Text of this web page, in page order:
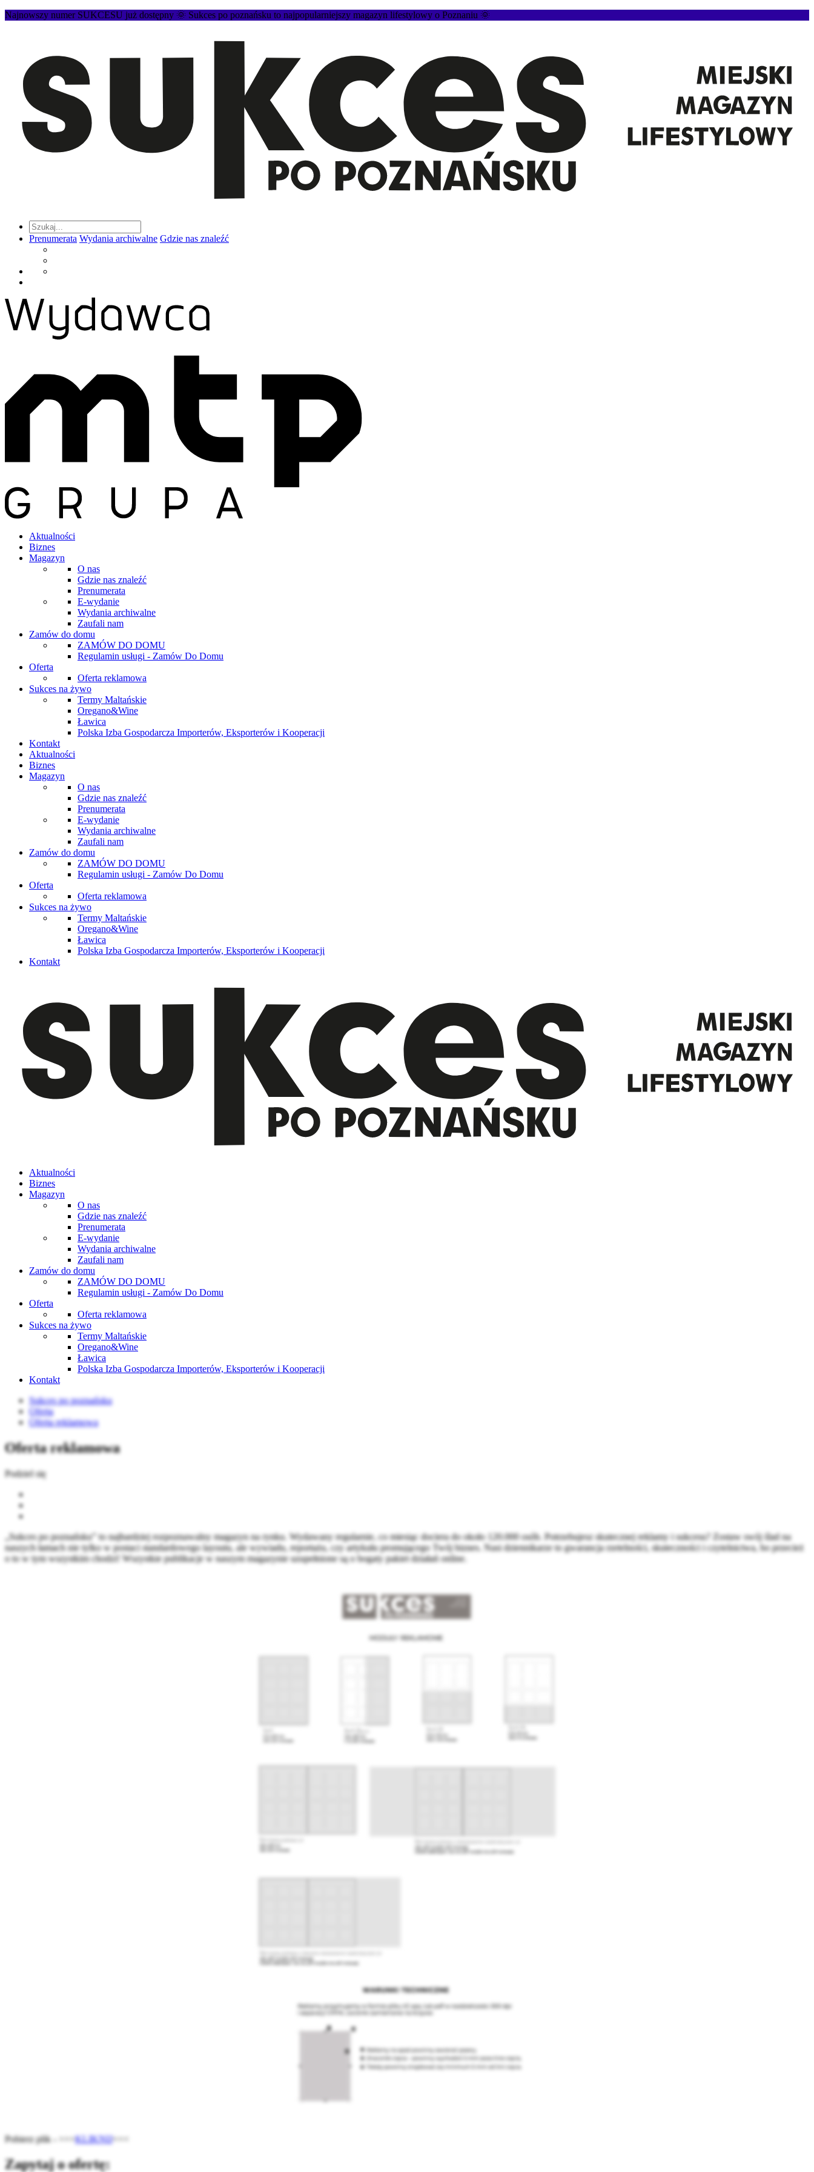
Najnowszy numer SUKCESU już dostępny 🌞 Sukces po poznańsku to najpopularniejszy magazyn lifestylowy o Poznaniu 🌞
Prenumerata Wydania archiwalne Gdzie nas znaleźć
Aktualności
Biznes
Magazyn
O nas
Gdzie nas znaleźć
Prenumerata
E-wydanie
Wydania archiwalne
Zaufali nam
Zamów do domu
ZAMÓW DO DOMU
Regulamin usługi - Zamów Do Domu
Oferta
Oferta reklamowa
Sukces na żywo
Termy Maltańskie
Oregano&Wine
Ławica
Polska Izba Gospodarcza Importerów, Eksporterów i Kooperacji
Kontakt
Aktualności
Biznes
Magazyn
O nas
Gdzie nas znaleźć
Prenumerata
E-wydanie
Wydania archiwalne
Zaufali nam
Zamów do domu
ZAMÓW DO DOMU
Regulamin usługi - Zamów Do Domu
Oferta
Oferta reklamowa
Sukces na żywo
Termy Maltańskie
Oregano&Wine
Ławica
Polska Izba Gospodarcza Importerów, Eksporterów i Kooperacji
Kontakt
Aktualności
Biznes
Magazyn
O nas
Gdzie nas znaleźć
Prenumerata
E-wydanie
Wydania archiwalne
Zaufali nam
Zamów do domu
ZAMÓW DO DOMU
Regulamin usługi - Zamów Do Domu
Oferta
Oferta reklamowa
Sukces na żywo
Termy Maltańskie
Oregano&Wine
Ławica
Polska Izba Gospodarcza Importerów, Eksporterów i Kooperacji
Kontakt
Sukces po poznańsku
Oferta
Oferta reklamowa
Oferta reklamowa
Podziel się
„Sukces po poznańsku” to najbardziej rozpoznawalny magazyn na rynku. Wydawany regularnie, co miesiąc dociera do około 120.000 osób. Potrzebujesz skutecznej reklamy i sukcesu? Zostaw swój ślad na
naszych łamach nie tylko w postaci standardowego layoutu, ale wywiadu, reportażu, czy artykułu promującego Twój biznes. Nasi dziennikarze to gwarancja rzetelności, skuteczności i czytelnictwa, bo przecież
o to w tym wszystkim chodzi! Wszystkie publikacje w naszym magazynie uzupełnione są o bogaty pakiet działań online.
Pobierz plik - >>>KLIKNIJ<<<
Zapytaj o ofertę: